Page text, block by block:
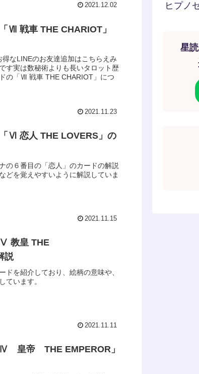
2021.12.02
戦車 THE CHARIOT」
なLINEのお友達追加はこちらえみ
す実は数秘術よりも長いタロット歴
の「Ⅶ 戦車 THE CHARIOT」につ
2021.11.23
Ⅵ 恋人 THE LOVERS」の
の６番目の「恋人」のカードの解説
どを覚えやすいように解説していま
2021.11.15
教皇 THE
説
ドを紹介しており、絵柄の意味や、
ています。
2021.11.11
皇帝 THE EMPEROR」
ヒプノ
星